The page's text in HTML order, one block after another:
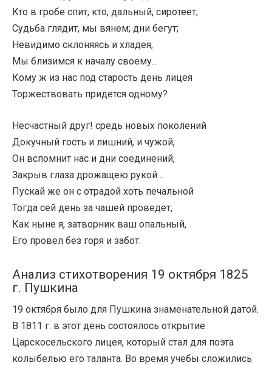
Кто в гробе спит, кто, дальный, сиротеет;
Судьба глядит, мы вянем; дни бегут;
Невидимо склоняясь и хладея,
Мы близимся к началу своему…
Кому ж из нас под старость день лицея
Торжествовать придется одному?
Несчастный друг! средь новых поколений
Докучный гость и лишний, и чужой,
Он вспомнит нас и дни соединений,
Закрыв глаза дрожащею рукой…
Пускай же он с отрадой хоть печальной
Тогда сей день за чашей проведет,
Как ныне я, затворник ваш опальный,
Его провел без горя и забот.
Анализ стихотворения 19 октября 1825
г. Пушкина
19 октября было для Пушкина знаменательной датой.
В 1811 г. в этот день состоялось открытие
Царскосельского лицея, который стал для поэта
колыбелью его таланта. Во время учебы сложились